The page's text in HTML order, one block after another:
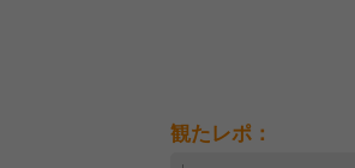
観たレポ：